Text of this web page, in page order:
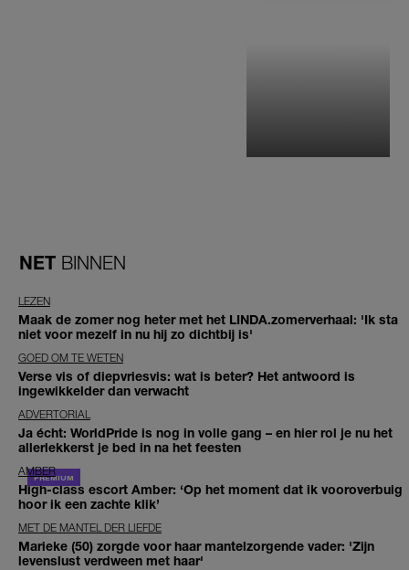
NET BINNEN
LEZEN
Maak de zomer nog heter met het LINDA.zomerverhaal: 'Ik sta
niet voor mezelf in nu hij zo dichtbij is'
GOED OM TE WETEN
Verse vis of diepvriesvis: wat is beter? Het antwoord is
ingewikkelder dan verwacht
ADVERTORIAL
Ja écht: WorldPride is nog in volle gang – en hier rol je nu het
allerlekkerst je bed in na het feesten
AMBER
High-class escort Amber: ‘Op het moment dat ik vooroverbuig
hoor ik een zachte klik’
MET DE MANTEL DER LIEFDE
Marieke (50) zorgde voor haar mantelzorgende vader: 'Zijn
levenslust verdween met haar'